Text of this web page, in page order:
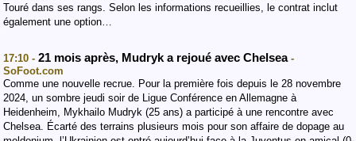
Touré dans ses rangs. Selon les informations recueillies, le contrat inclut
également une option…
17:10 - 21 mois après, Mudryk a rejoué avec Chelsea -
SoFoot.com
Comme une nouvelle recrue. Pour la première fois depuis le 28 novembre
2024, un sombre jeudi soir de Ligue Conférence en Allemagne à
Heidenheim, Mykhailo Mudryk (25 ans) a participé à une rencontre avec
Chelsea. Écarté des terrains plusieurs mois pour son affaire de dopage au